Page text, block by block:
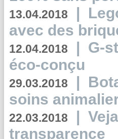
13.04.2018 |
avec des
12.04.2018 | G-
éco-conçu
29.03.2018 |
soins
22.03.2018 |
transparence